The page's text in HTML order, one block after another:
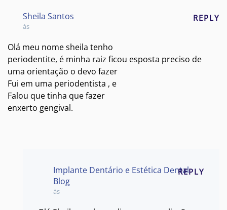
Sheila Santos
às
REPLY
Olá meu nome sheila tenho
periodentite, é minha raiz ficou esposta preciso de
uma orientação o devo fazer
Fui em uma periodentista , e
Falou que tinha que fazer
enxerto gengival.
Implante Dentário e Estética Dental
Blog
às
REPLY